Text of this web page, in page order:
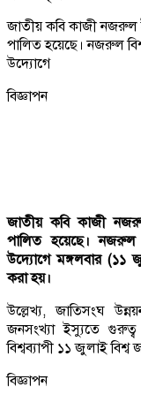
জাতীয় কবি কাজী নজরুল
পালিত হয়েছে। নজরুল
উদ্যোগে
বিজ্ঞাপন
জাতীয় কবি কাজী
পালিত হয়েছে। নজরুল
উদ্যোগে মঙ্গলবার (১১
করা হয়।
উল্লেখ্য, জাতিসংঘ
জনসংখ্যা ইস্যুতে
বিশ্বব্যাপী ১১ জুলাই বিশ্ব
বিজ্ঞাপন